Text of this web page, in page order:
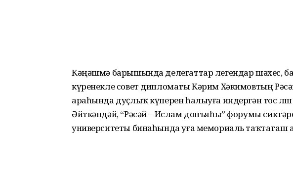
Кәңәшмә барышында делегаттар легендар шәхес,
күренекле совет дипломаты Кәрим Хәкимовтың
араһында дуҫлыҡ күперен һалыуға индергән тос
Әйткәндәй, “Рәсәй – Ислам донъя­һы” форумы
университеты бинаһында уға мемориаль таҡтаташ